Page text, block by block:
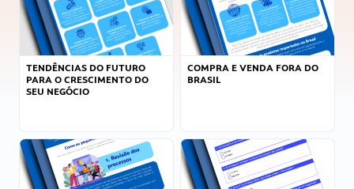
TENDÊNCIAS DO FUTURO
PARA O CRESCIMENTO DO
SEU NEGÓCIO
COMPRA E VENDA FORA DO
BRASIL